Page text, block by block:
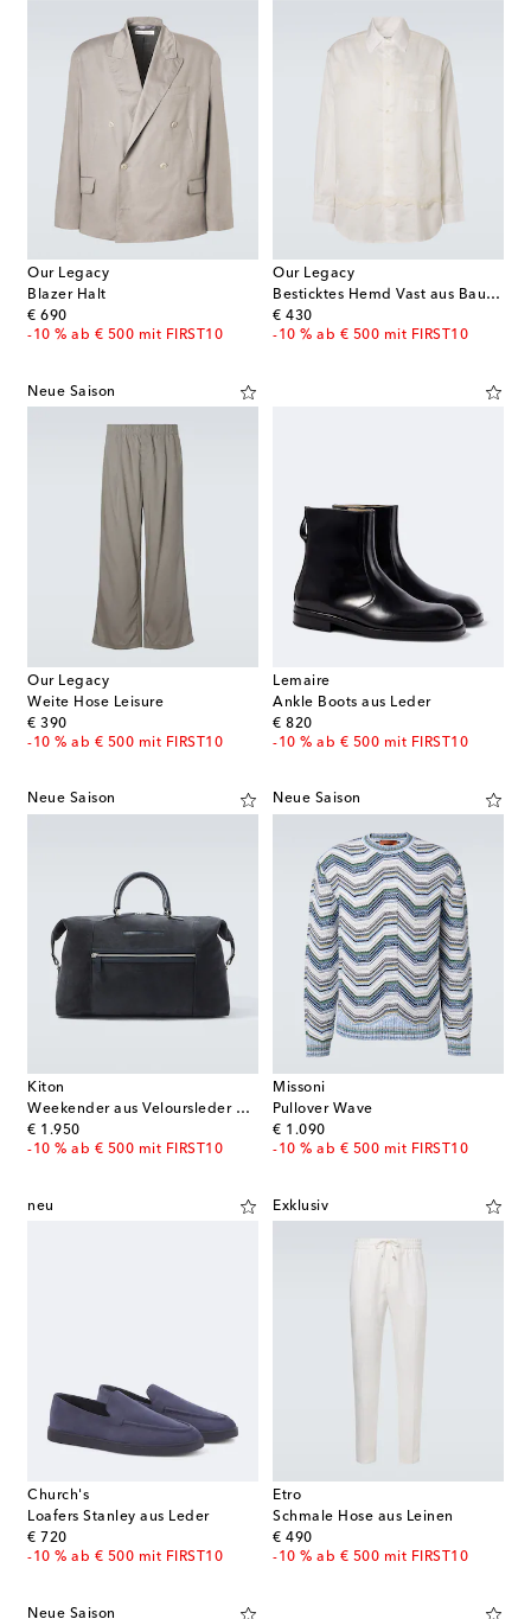
Our Legacy
Blazer Halt
€ 690
original price
-10 % ab € 500 mit FIRST10
Our Legacy
Besticktes Hemd Vast aus Baumwollpopeline
€ 430
original price
-10 % ab € 500 mit FIRST10
Neue Saison
Our Legacy
Weite Hose Leisure
€ 390
original price
-10 % ab € 500 mit FIRST10
Lemaire
Ankle Boots aus Leder
€ 820
original price
-10 % ab € 500 mit FIRST10
Neue Saison
Kiton
Weekender aus Veloursleder mit Leder
€ 1.950
original price
-10 % ab € 500 mit FIRST10
Neue Saison
Missoni
Pullover Wave
€ 1.090
original price
-10 % ab € 500 mit FIRST10
neu
Church's
Loafers Stanley aus Leder
€ 720
original price
-10 % ab € 500 mit FIRST10
Exklusiv
Etro
Schmale Hose aus Leinen
€ 490
original price
-10 % ab € 500 mit FIRST10
Neue Saison